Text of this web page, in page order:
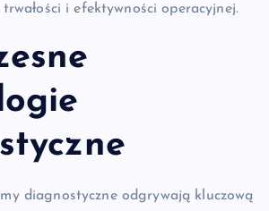
i efektywności operacyjnej.
diagnostyczne odgrywają kluczową